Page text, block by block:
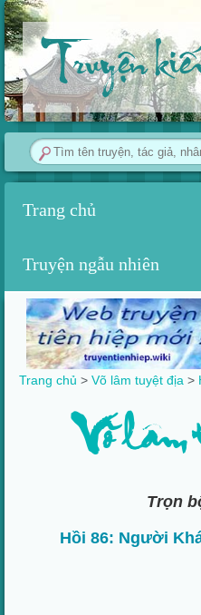
Truyện
Trang chủ
Truyện ngẫu nhiên
Trang chủ >Võ lâm tuyệt địa >
Võ
Trọn
Hồi 86: Người